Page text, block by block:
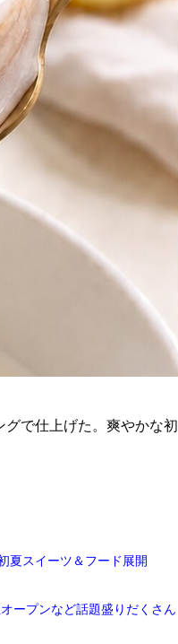
で仕上げた。爽やかな初
夏スイーツ＆フード展開
ープンなど話題盛りだくさん